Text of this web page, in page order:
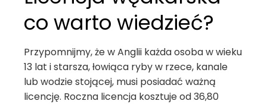
co warto wiedzieć?
Przypomnijmy, że w Anglii każda osoba w wieku
13 lat i starsza, łowiąca ryby w rzece, kanale
lub wodzie stojącej, musi posiadać ważną
licencję. Roczna licencja kosztuje od 36,80